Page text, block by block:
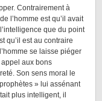
Contrairement à
l’homme est qu’il avait
que du point
qu’il est au contraire
se laisse piéger
aux bons
Son sens moral le
» lui assénant
plus intelligent, il